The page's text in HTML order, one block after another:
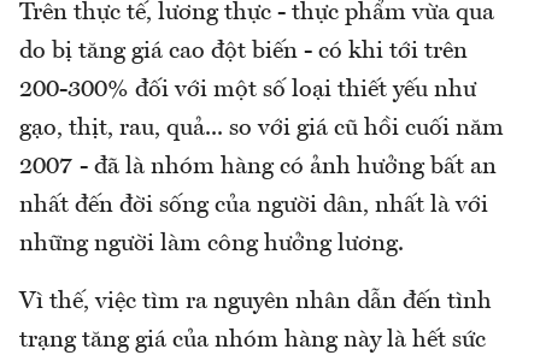
Trên thực tế, lương thực - thực phẩm vừa qua
do bị tăng giá cao đột biến - có khi tới trên
200-300% đối với một số loại thiết yếu như
gạo, thịt, rau, quả... so với giá cũ hồi cuối năm
2007 - đã là nhóm hàng có ảnh hưởng bất an
nhất đến đời sống của người dân, nhất là với
những người làm công hưởng lương.
Vì thế, việc tìm ra nguyên nhân dẫn đến tình
trạng tăng giá của nhóm hàng này là hết sức